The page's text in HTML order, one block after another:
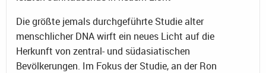
Die größte jemals durchgeführte Studie alter
menschlicher DNA wirft ein neues Licht auf die
Herkunft von zentral- und südasiatischen
Bevölkerungen. Im Fokus der Studie, an der Ron